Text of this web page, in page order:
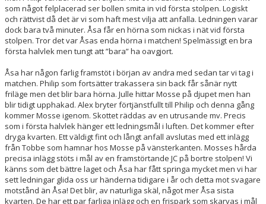
som något felplacerad ser bollen smita in vid första stolpen. Logiskt
och rättvist då det är vi som haft mest vilja att anfalla. Ledningen varar
dock bara två minuter. Åsa får en hörna som nickas i nät vid första
stolpen. Tror det var Åsas enda hörna i matchen! Spelmässigt en bra
första halvlek men tungt att ”bara” ha oavgjort.
Åsa har någon farlig framstöt i början av andra med sedan tar vi tag i
matchen. Philip som fortsätter trakassera sin back får sånär nytt
friläge men det blir bara hörna. Julle hittar Mosse på djupet men han
blir tidigt upphakad. Alex bryter förtjänstfullt till Philip och denna gång
kommer Mosse igenom. Skottet räddas av en utrusande mv. Precis
som i första halvlek hänger ett ledningsmål i luften. Det kommer efter
dryga kvarten. Ett väldigt fint och långt anfall avslutas med ett inlägg
från Tobbe som hamnar hos Mosse på vänsterkanten. Mosses hårda
precisa inlägg stöts i mål av en framstörtande JC på bortre stolpen! Vi
känns som det bättre laget och Åsa har fått springa mycket men vi har
sett ledningar glida oss ur händerna tidigare i år och detta mot svagare
motstånd än Åsa! Det blir, av naturliga skäl, något mer Åsa sista
kvarten. De har ett par farliga inlägg och en frispark som skarvas i mål